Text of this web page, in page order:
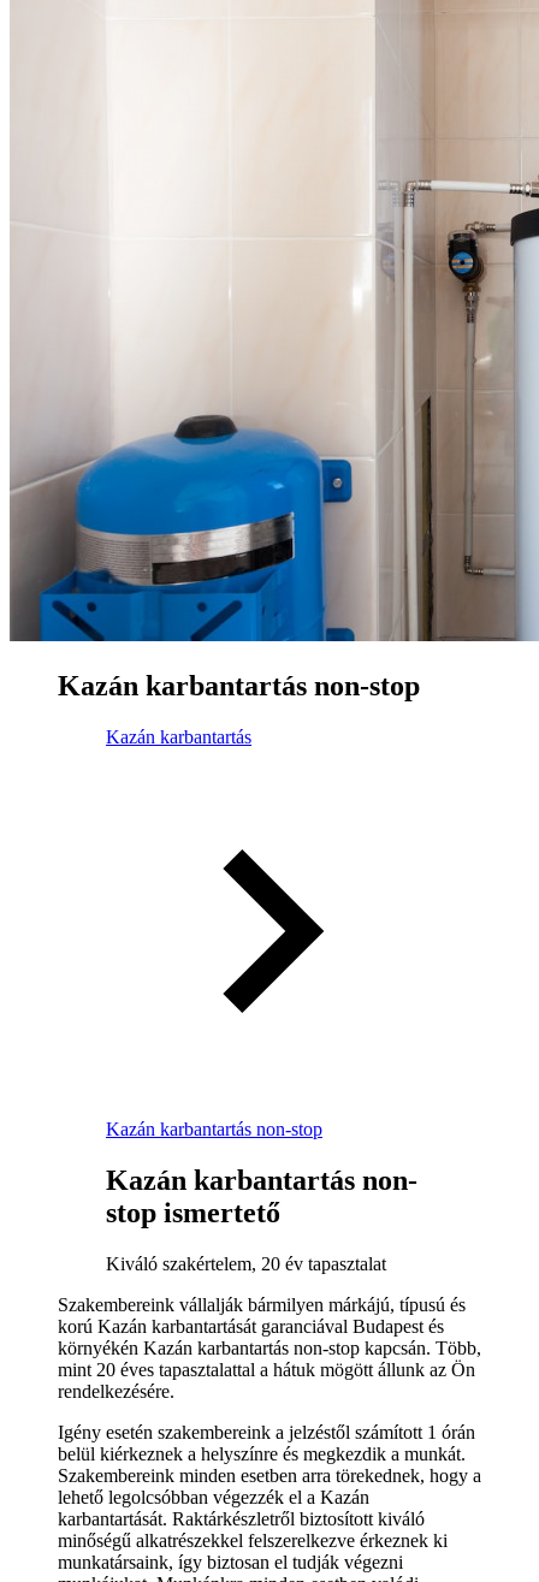
Kazán karbantartás non-stop
Kazán karbantartás
Kazán karbantartás non-stop
Kazán karbantartás non-
stop ismertető
Kiváló szakértelem, 20 év tapasztalat
Szakembereink vállalják bármilyen márkájú, típusú és
korú Kazán karbantartását garanciával Budapest és
környékén Kazán karbantartás non-stop kapcsán. Több,
mint 20 éves tapasztalattal a hátuk mögött állunk az Ön
rendelkezésére.
Igény esetén szakembereink a jelzéstől számított 1 órán
belül kiérkeznek a helyszínre és megkezdik a munkát.
Szakembereink minden esetben arra törekednek, hogy a
lehető legolcsóbban végezzék el a Kazán
karbantartását. Raktárkészletről biztosított kiváló
minőségű alkatrészekkel felszerelkezve érkeznek ki
munkatársaink, így biztosan el tudják végezni